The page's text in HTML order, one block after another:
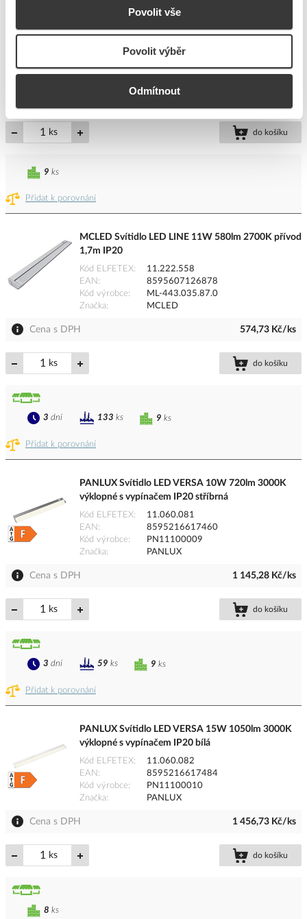
Povolit vše
Povolit výběr
Odmítnout
PANLUX Svítidlo NANNY LED B-348/M noční
Kód ELFETEX
10.697.511
8595216608581
Značka
PANLUX
ks do košíku
Přidat k porovnání
9 ks
MCLED Svítidlo LED LINE 11W 580lm 2700K přívod
1,7m IP20
Kód ELFETEX
11.222.558
EAN
8595607126878
Kód výrobce
ML-443.035.87.0
Značka
MCLED
Cena s DPH 574,73 Kč/ks
ks do košíku
Přidat k porovnání
9 ks
3 dní 133 ks
PANLUX Svítidlo LED VERSA 10W 720lm 3000K
výklopné s vypínačem IP20 stříbrná
Kód ELFETEX
11.060.081
EAN
8595216617460
Kód výrobce
PN11100009
Značka
PANLUX
Cena s DPH 1 145,28 Kč/ks
ks do košíku
Přidat k porovnání
9 ks
3 dní 59 ks
PANLUX Svítidlo LED VERSA 15W 1050lm 3000K
výklopné s vypínačem IP20 bílá
Kód ELFETEX
11.060.082
EAN
8595216617484
Kód výrobce
PN11100010
Značka
PANLUX
Cena s DPH 1 456,73 Kč/ks
ks do košíku
8 ks